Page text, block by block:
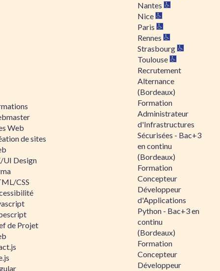
Web
de sites
UI Design
CSS
de Projet
Nantes
Nice
Paris
Rennes
Strasbourg
Toulouse
Recrutement
Alternance
(Bordeaux)
Formation
Administrateur
d'Infrastructures
Sécurisées - Bac+3
en continu
(Bordeaux)
Formation
Concepteur
Développeur
d'Applications
Python - Bac+3 en
continu
(Bordeaux)
Formation
Concepteur
Développeur